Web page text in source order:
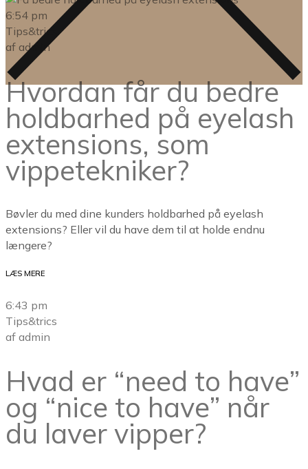
6:54 pm
Tips&trics
af admin
Hvordan får du bedre
holdbarhed på eyelash
extensions, som
vippetekniker?
Bøvler du med dine kunders holdbarhed på eyelash
extensions? Eller vil du have dem til at holde endnu
længere?
LÆS MERE
6:43 pm
Tips&trics
af admin
Hvad er “need to have”
og “nice to have” når
du laver vipper?